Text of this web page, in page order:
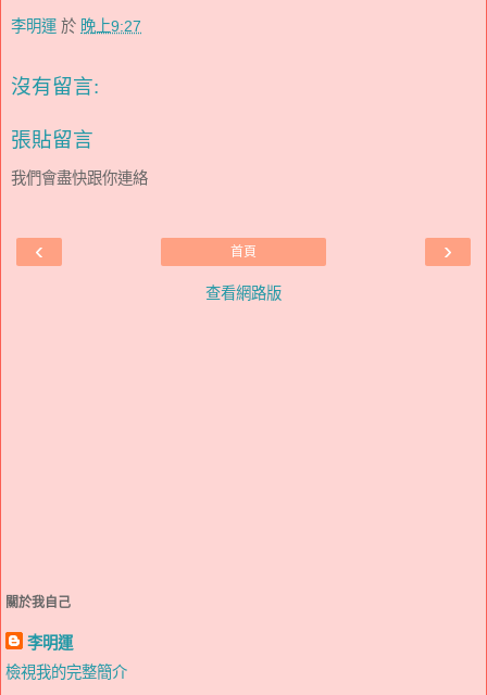
李明運 於 晚上9:27
沒有留言:
張貼留言
我們會盡快跟你連絡
‹ ›
首頁
查看網路版
關於我自己
李明運
檢視我的完整簡介